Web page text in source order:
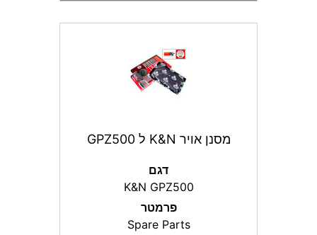
מסנן אויר K&N ל GPZ500
דגם
פרמטר
Spare Parts